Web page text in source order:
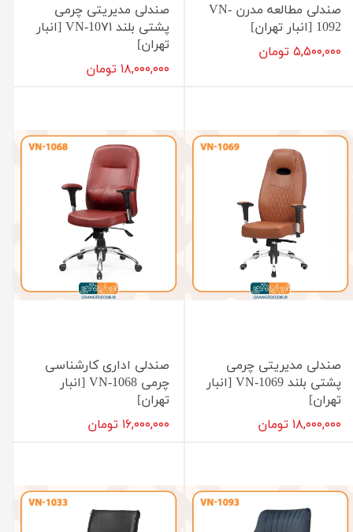
صندلی مطالعه مدرن VN-
1092 [انبار تهران]
۵,۵۰۰,۰۰۰ تومان
صندلی مدیریتی چرمی
پشتی بلند VN-10۷۱ [انبار
تهران]
۱۸,۰۰۰,۰۰۰ تومان
صندلی مدیریتی چرمی
پشتی بلند VN-1069 [انبار
تهران]
۱۸,۰۰۰,۰۰۰ تومان
صندلی اداری کارشناسی
چرمی VN-1068 [انبار
تهران]
۱۶,۰۰۰,۰۰۰ تومان